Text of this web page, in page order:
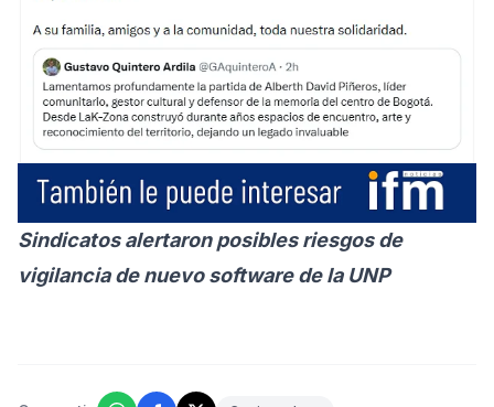
Sindicatos alertaron posibles riesgos de
vigilancia de nuevo software de la UNP